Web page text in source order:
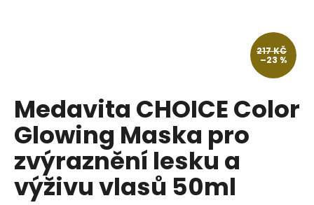
Medavita CHOICE Color
Glowing Maska pro
zvýraznění lesku a
výživu vlasů 50ml
217 KČ
–23 %
p
o
r
u
č
u
j